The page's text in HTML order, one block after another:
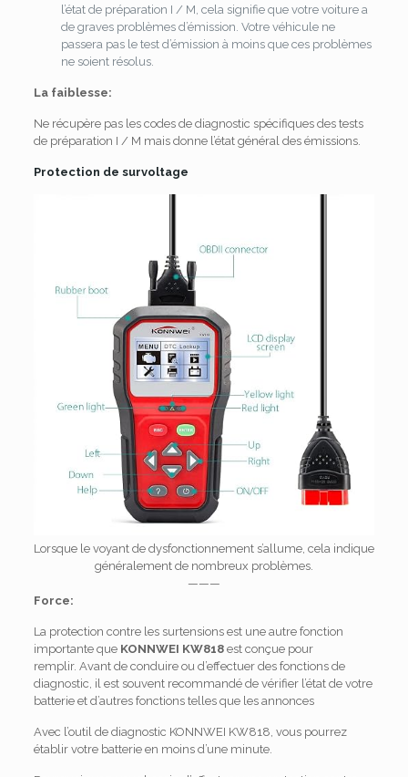
l’état de préparation I / M, cela signifie que votre voiture a
de graves problèmes d’émission. Votre véhicule ne
passera pas le test d’émission à moins que ces problèmes
ne soient résolus.
La faiblesse:
Ne récupère pas les codes de diagnostic spécifiques des tests
de préparation I / M mais donne l’état général des émissions.
Protection de survoltage
Lorsque le voyant de dysfonctionnement s’allume, cela indique
généralement de nombreux problèmes.
———
Force:
La protection contre les surtensions est une autre fonction
importante que KONNWEI KW818est conçue pour
remplir. Avant de conduire ou d’effectuer des fonctions de
diagnostic, il est souvent recommandé de vérifier l’état de votre
batterie et d’autres fonctions telles que les annonces
Avec l’outil de diagnostic KONNWEI KW818, vous pourrez
établir votre batterie en moins d’une minute.